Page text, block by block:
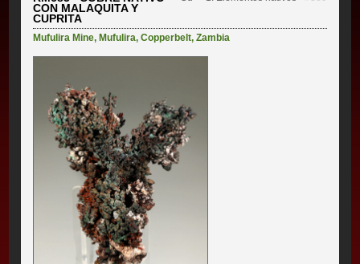
CON MALAQUITA Y
CUPRITA
Mufulira Mine, Mufulira,Copperbelt,Zambia